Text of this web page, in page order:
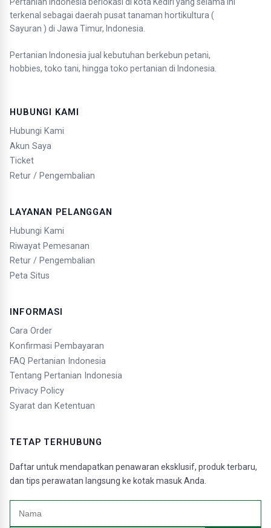
Pertanian Indonesia berlokasi di kota Kediri yang selama ini
terkenal sebagai daerah pusat tanaman hortikultura (
Sayuran ) di Jawa Timur, Indonesia.
Pertanian Indonesia jual kebutuhan berkebun petani,
hobbies, toko tani, hingga toko pertanian di Indonesia.
HUBUNGI KAMI
Hubungi Kami
Akun Saya
Ticket
Retur / Pengembalian
LAYANAN PELANGGAN
Hubungi Kami
Riwayat Pemesanan
Retur / Pengembalian
Peta Situs
INFORMASI
Cara Order
Konfirmasi Pembayaran
FAQ Pertanian Indonesia
Tentang Pertanian Indonesia
Privacy Policy
Syarat dan Ketentuan
TETAP TERHUBUNG
Daftar untuk mendapatkan penawaran eksklusif, produk terbaru,
dan tips perawatan langsung ke kotak masuk Anda.